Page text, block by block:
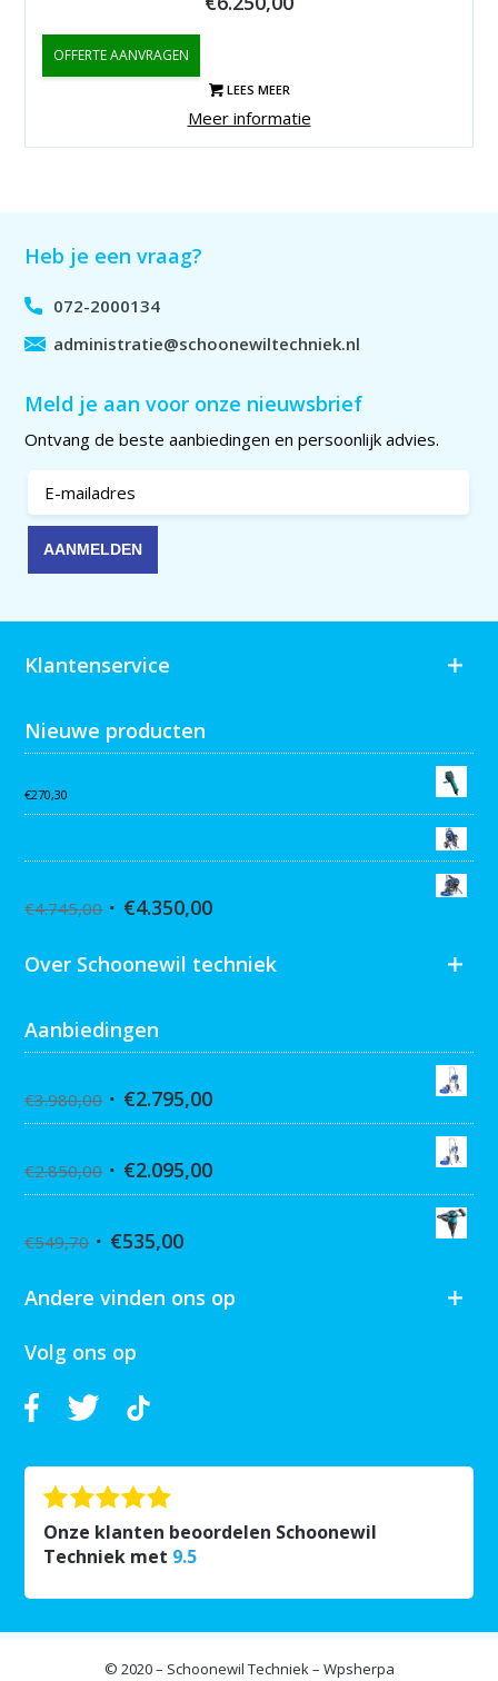
OFFERTE AANVRAGEN
LEES MEER
Meer informatie
Heb je een vraag?
072-2000134
administratie@schoonewiltechniek.nl
Meld je aan voor onze nieuwsbrief
Ontvang de beste aanbiedingen en persoonlijk advies.
Klantenservice
Nieuwe producten
€270,30
€4.745,00 €4.350,00
Over Schoonewil techniek
Aanbiedingen
€3.980,00 €2.795,00
€2.850,00 €2.095,00
€549,70 €535,00
Andere vinden ons op
Volg ons op
Onze klanten beoordelen Schoonewil
Techniek met 9.5
© 2020 – Schoonewil Techniek – Wpsherpa